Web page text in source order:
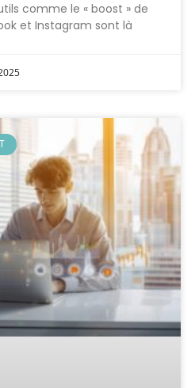
comme le « boost » de
et Instagram sont là